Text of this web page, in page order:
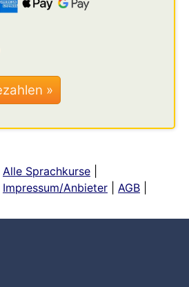
Alle Sprachkurse
Impressum/Anbieter AGB